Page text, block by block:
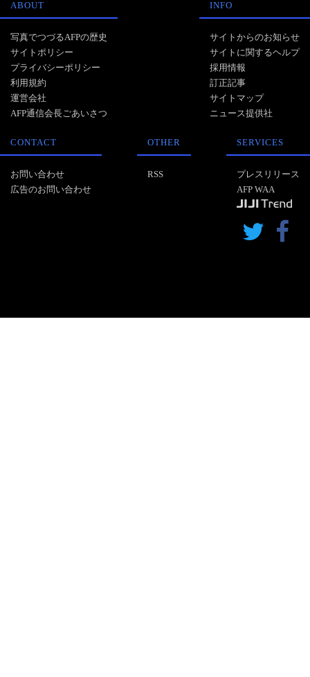
ABOUT
写真でつづるAFPの歴史
サイトポリシー
プライバシーポリシー
利用規約
運営会社
AFP通信会長ごあいさつ
INFO
サイトからのお知らせ
サイトに関するヘルプ
採用情報
訂正記事
サイトマップ
ニュース提供社
CONTACT
お問い合わせ
広告のお問い合わせ
OTHER
RSS
SERVICES
プレスリリース
AFP WAA